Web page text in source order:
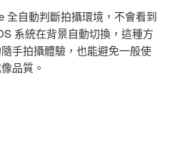
全自動判斷拍攝環境，不會看到
系統在背景自動切換，這種方
手拍攝體驗，也能避免一般使
品質。